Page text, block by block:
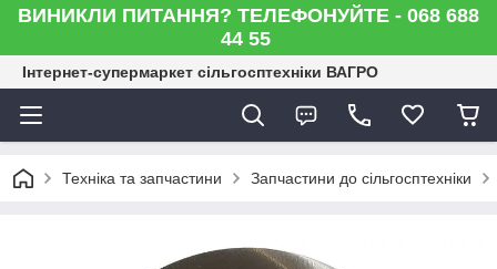
ВИНИКЛИ ПИТАННЯ? ТЕЛЕФОНУЙТЕ - 068 688
44 55
Інтернет-супермаркет сільгосптехніки ВАГРО
Техніка та запчастини Запчастини до сільгосптехніки